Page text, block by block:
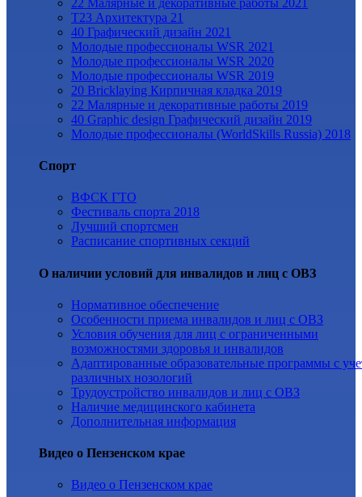
Т23 Архитектура 21
40 Графический дизайн 2021
Молодые профессионалы WSR 2021
Молодые профессионалы WSR 2020
Молодые профессионалы WSR 2019
20 Bricklaying Кирпичная кладка 2019
22 Малярные и декоративные работы 2019
40 Graphic design Графический дизайн 2019
Молодые профессионалы (WorldSkills Russia) 2018
Спорт
ВФСК ГТО
Фестиваль спорта 2018
Лучший спортсмен
Расписание спортивных секций
О наличии условий для инвалидов и лиц с ОВЗ
Нормативное обеспечение
Особенности приема инвалидов и лиц с ОВЗ
Условия обучения для лиц с ограниченными
возможностями здоровья и инвалидов
Адаптированные образовательные программы с
различных нозологий
Трудоустройство инвалидов и лиц с ОВЗ
Наличие медицинского кабинета
Дополнительная информация
Видео о Пензенском крае
Видео о Пензенском крае